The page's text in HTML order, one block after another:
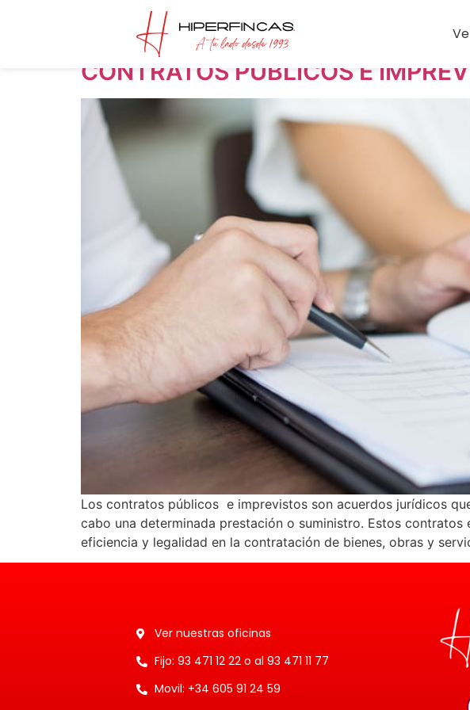
Día:2 de enero de 2024
CONTRATOS PÚBLICOS E
Los contratos públicos e imprevistos son acuerdos jurídicos
cabo una determinada prestación o suministro. Estos
eficiencia y legalidad en la contratación de bienes, obras y
Ver nuestras oficinas
Fijo: 93 471 12 22 o al 93 471 11 77
Movil: +34 605 91 24 59